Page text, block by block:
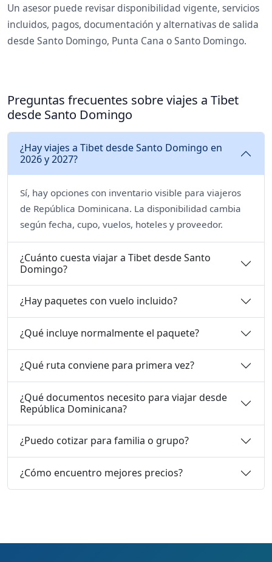
Un asesor puede revisar disponibilidad vigente, servicios
incluidos, pagos, documentación y alternativas de salida
desde Santo Domingo, Punta Cana o Santo Domingo.
Preguntas frecuentes sobre viajes a Tibet
desde Santo Domingo
¿Hay viajes a Tibet desde Santo Domingo en
2026 y 2027?
Sí, hay opciones con inventario visible para viajeros
de República Dominicana. La disponibilidad cambia
según fecha, cupo, vuelos, hoteles y proveedor.
¿Cuánto cuesta viajar a Tibet desde Santo
Domingo?
¿Hay paquetes con vuelo incluido?
¿Qué incluye normalmente el paquete?
¿Qué ruta conviene para primera vez?
¿Qué documentos necesito para viajar desde
República Dominicana?
¿Puedo cotizar para familia o grupo?
¿Cómo encuentro mejores precios?